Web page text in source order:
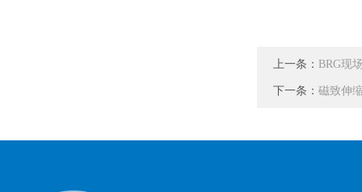
上一条： BRG现
下一条： 磁致伸